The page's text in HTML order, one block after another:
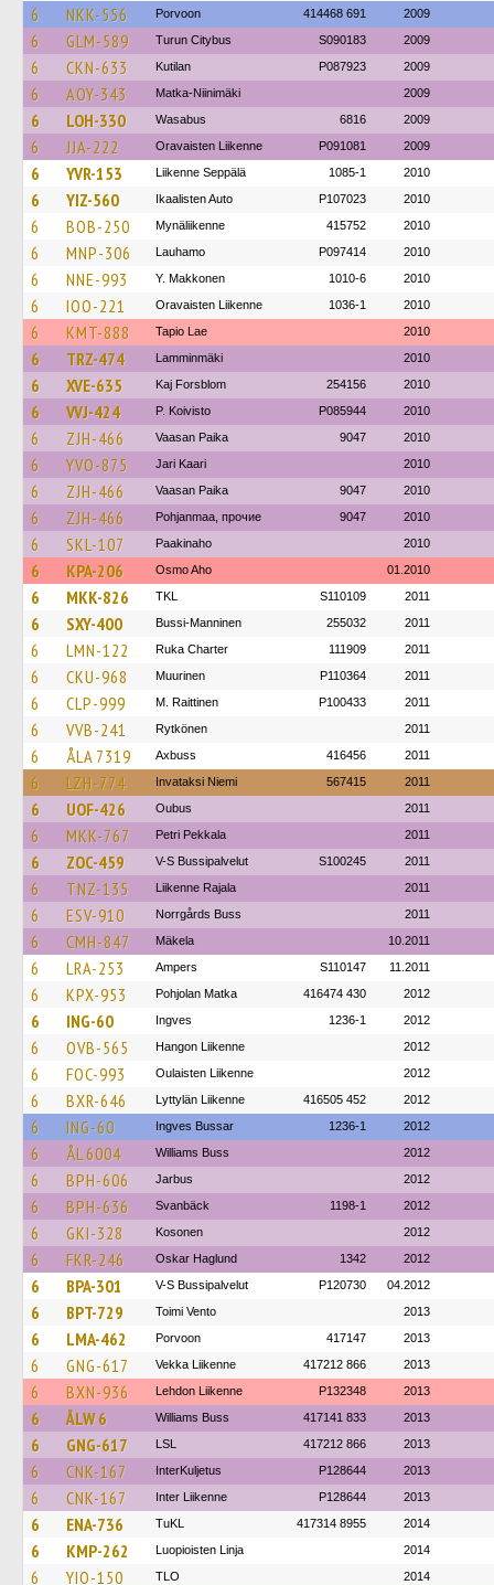
6 NKK-556 Porvoon 414468 691 2009
6 GLM-589 Turun Citybus S090183 2009
6 CKN-633 Kutilan P087923 2009
6 AOY-343 Matka-Niinimäki 2009
6 LOH-330 Wasabus 6816 2009
6 JJA-222 Oravaisten Liikenne P091081 2009
6 YVR-153 Liikenne Seppälä 1085-1 2010
6 YIZ-560 Ikaalisten Auto P107023 2010
6 BOB-250 Mynäliikenne 415752 2010
6 MNP-306 Lauhamo P097414 2010
6 NNE-993 Y. Makkonen 1010-6 2010
6 IOO-221 Oravaisten Liikenne 1036-1 2010
6 KMT-888 Tapio Lae 2010
6 TRZ-474 Lamminmäki 2010
6 XVE-635 Kaj Forsblom 254156 2010
6 VVJ-424 P. Koivisto P085944 2010
6 ZJH-466 Vaasan Paika 9047 2010
6 YVO-875 Jari Kaari 2010
6 ZJH-466 Vaasan Paika 9047 2010
6 ZJH-466 Pohjanmaa, прочие 9047 2010
6 SKL-107 Paakinaho 2010
6 KPA-206 Osmo Aho 01.2010
6 MKK-826 TKL S110109 2011
6 SXY-400 Bussi-Manninen 255032 2011
6 LMN-122 Ruka Charter 111909 2011
6 CKU-968 Muurinen P110364 2011
6 CLP-999 M. Raittinen P100433 2011
6 VVB-241 Rytkönen 2011
6 ÅLA 7319 Axbuss 416456 2011
6 LZH-774 Invataksi Niemi 567415 2011
6 UOF-426 Oubus 2011
6 MKK-767 Petri Pekkala 2011
6 ZOC-459 V-S Bussipalvelut S100245 2011
6 TNZ-135 Liikenne Rajala 2011
6 ESV-910 Norrgårds Buss 2011
6 CMH-847 Mäkela 10.2011
6 LRA-253 Ampers S110147 11.2011
6 KPX-953 Pohjolan Matka 416474 430 2012
6 ING-60 Ingves 1236-1 2012
6 OVB-565 Hangon Liikenne 2012
6 FOC-993 Oulaisten Liikenne 2012
6 BXR-646 Lyttylän Liikenne 416505 452 2012
6 ING-60 Ingves Bussar 1236-1 2012
6 ÅL 6004 Williams Buss 2012
6 BPH-606 Jarbus 2012
6 BPH-636 Svanbäck 1198-1 2012
6 GKI-328 Kosonen 2012
6 FKR-246 Oskar Haglund 1342 2012
6 BPA-301 V-S Bussipalvelut P120730 04.2012
6 BPT-729 Toimi Vento 2013
6 LMA-462 Porvoon 417147 2013
6 GNG-617 Vekka Liikenne 417212 866 2013
6 BXN-936 Lehdon Liikenne P132348 2013
6 ÅLW 6 Williams Buss 417141 833 2013
6 GNG-617 LSL 417212 866 2013
6 CNK-167 InterKuljetus P128644 2013
6 CNK-167 Inter Liikenne P128644 2013
6 ENA-736 TuKL 417314 8955 2014
6 KMP-262 Luopioisten Linja 2014
6 YIO-150 TLO 2014